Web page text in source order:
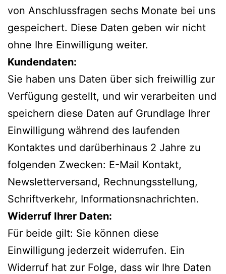
von Anschlussfragen sechs Monate bei uns
gespeichert. Diese Daten geben wir nicht
ohne Ihre Einwilligung weiter.
Kundendaten:
Sie haben uns Daten über sich freiwillig zur
Verfügung gestellt, und wir verarbeiten und
speichern diese Daten auf Grundlage Ihrer
Einwilligung während des laufenden
Kontaktes und darüberhinaus 2 Jahre zu
folgenden Zwecken: E-Mail Kontakt,
Newsletterversand, Rechnungsstellung,
Schriftverkehr, Informationsnachrichten.
Widerruf Ihrer Daten:
Für beide gilt: Sie können diese
Einwilligung jederzeit widerrufen. Ein
Widerruf hat zur Folge, dass wir Ihre Daten